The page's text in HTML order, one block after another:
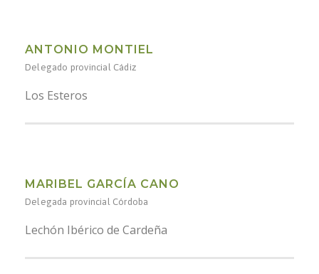
ANTONIO MONTIEL
Delegado provincial Cádiz
Los Esteros
MARIBEL GARCÍA CANO
Delegada provincial Córdoba
Lechón Ibérico de Cardeña